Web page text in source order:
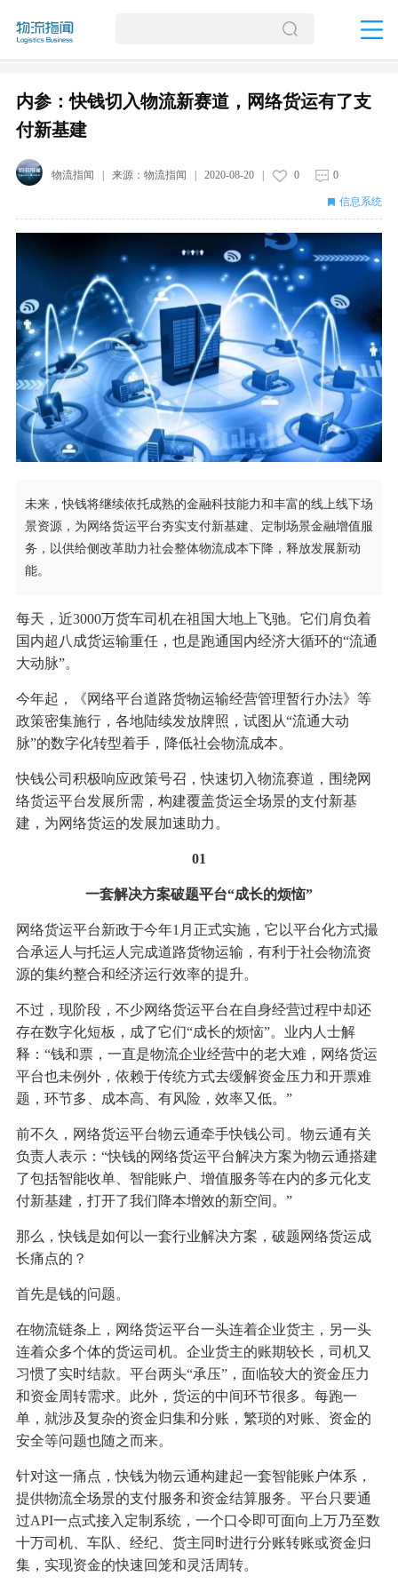
内参：快钱切入物流新赛道，网络货运有了支
付新基建
物流指闻 | 来源： 物流指闻 2020-08-20| 0 0
信息系统
未来，快钱将继续依托成熟的金融科技能力和丰富的线上线下场
景资源，为网络货运平台夯实支付新基建、定制场景金融增值服
务，以供给侧改革助力社会整体物流成本下降，释放发展新动
能。
每天，近3000万货车司机在祖国大地上飞驰。它们肩负着
国内超八成货运输重任，也是跑通国内经济大循环的“流通
大动脉”。
今年起，《网络平台道路货物运输经营管理暂行办法》等
政策密集施行，各地陆续发放牌照，试图从“流通大动
脉”的数字化转型着手，降低社会物流成本。
快钱公司积极响应政策号召，快速切入物流赛道，围绕网
络货运平台发展所需，构建覆盖货运全场景的支付新基
建，为网络货运的发展加速助力。
01
一套解决方案破题平台“成长的烦恼”
网络货运平台新政于今年1月正式实施，它以平台化方式撮
合承运人与托运人完成道路货物运输，有利于社会物流资
源的集约整合和经济运行效率的提升。
不过，现阶段，不少网络货运平台在自身经营过程中却还
存在数字化短板，成了它们“成长的烦恼”。业内人士解
释：“钱和票，一直是物流企业经营中的老大难，网络货运
平台也未例外，依赖于传统方式去缓解资金压力和开票难
题，环节多、成本高、有风险，效率又低。”
前不久，网络货运平台物云通牵手快钱公司。物云通有关
负责人表示：“快钱的网络货运平台解决方案为物云通搭建
了包括智能收单、智能账户、增值服务等在内的多元化支
付新基建，打开了我们降本增效的新空间。”
那么，快钱是如何以一套行业解决方案，破题网络货运成
长痛点的？
首先是钱的问题。
在物流链条上，网络货运平台一头连着企业货主，另一头
连着众多个体的货运司机。企业货主的账期较长，司机又
习惯了实时结款。平台两头“承压”，面临较大的资金压力
和资金周转需求。此外，货运的中间环节很多。每跑一
单，就涉及复杂的资金归集和分账，繁琐的对账、资金的
安全等问题也随之而来。
针对这一痛点，快钱为物云通构建起一套智能账户体系，
提供物流全场景的支付服务和资金结算服务。平台只要通
过API一点式接入定制系统，一个口令即可面向上万乃至数
十万司机、车队、经纪、货主同时进行分账转账或资金归
集，实现资金的快速回笼和灵活周转。